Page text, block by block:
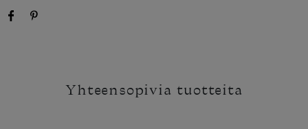
Yhteensopivia tuotteita